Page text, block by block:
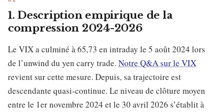
1. Description empirique de la
compression 2024-2026
Le VIX a culminé à 65,73 en intraday le 5 août 2024 lors
de l’unwind du yen carry trade. Notre Q&A sur le VIX
revient sur cette mesure. Depuis, sa trajectoire est
descendante quasi-continue. Le niveau de clôture moyen
entre le 1er novembre 2024 et le 30 avril 2026 s’établit à